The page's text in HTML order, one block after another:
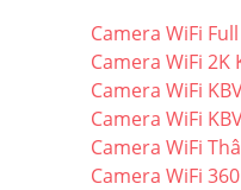
Camera WiFi
Camera WiFi 2K
Camera WiFi
Camera WiFi
Camera WiFi
Camera WiFi